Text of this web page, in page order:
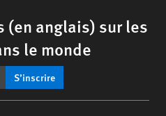
(en anglais) sur les
le monde
S’inscrire